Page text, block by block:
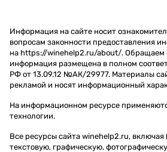
Информация на сайте носит
вопросам законности предоставления
на https://winehelp2.ru/about/. Обращаем
информация размещена в полном
РФ от 13.09.12 №АК/29977. Материалы
рекламой и носят информационный
На информационном ресурсе
технологии.
Все ресурсы сайта winehelp2.ru, включая
текстовую, графическую,